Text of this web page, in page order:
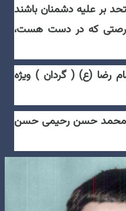
بر عليه دشمنان باشند
كه در دست هست،
) لشكر 21 امام رضا (ع) ( گردان ) ويژه
امضاء : محمد حسن رحيمى حسن